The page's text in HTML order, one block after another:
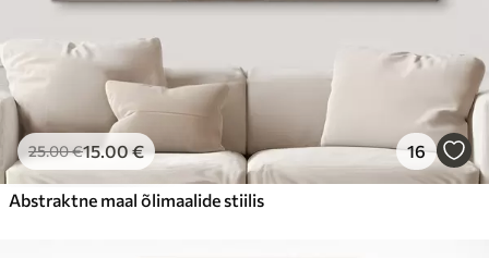
25.00€15.00€ 16
Abstraktne maal õlimaalide stiilis